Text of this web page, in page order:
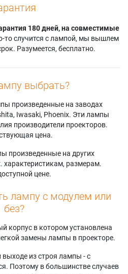
PT-
PT-
PT-
PT-
PT-
PT-
PT-
(TWIN
PT-
PT-
PT-
PACK)
Panasonic PT-
DZ870KLU
DZ870L
DZ870LK
Panasonic PT-
DZ870LK (TWIN
DZ870LW (TWIN
PACK)
Panasonic PT-
DZ870U
Panasonic PT-
Panasonic PT-
DZ870UKY
180 дней, на совместимые
то случится с лампой, мы вышлем
Разумеется, бесплатно.
выбрать?
произведенные на заводах
Iwasaki, Phoenix. Эти лампы
производители проекторов.
цена.
произведенные на других
характеристикам, размерам.
цене.
лампу с модулем или
без?
корпус в котором установлена
замены лампы в проекторе.
из строя лампы - с
Поэтому в большинстве случаев